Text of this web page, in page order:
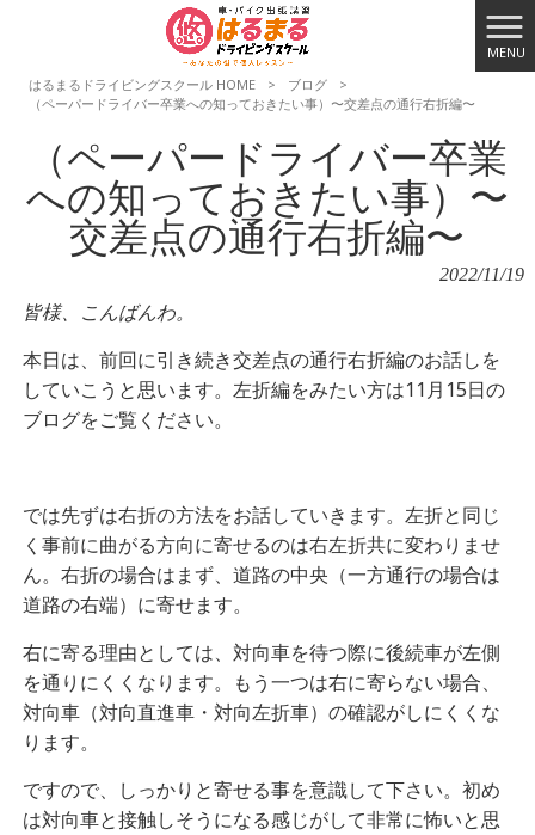
MENU
はるまるドライビングスクール HOME
> ブログ
>
（ペーパードライバー卒業への知っておきたい事）〜交差点の通行右折編〜
（ペーパードライバー卒業
への知っておきたい事）〜
交差点の通行右折編〜
2022/11/19
皆様、こんばんわ。
本日は、前回に引き続き交差点の通行右折編のお話しを
していこうと思います。左折編をみたい方は11月15日の
ブログをご覧ください。
では先ずは右折の方法をお話していきます。左折と同じ
く事前に曲がる方向に寄せるのは右左折共に変わりませ
ん。右折の場合はまず、道路の中央（一方通行の場合は
道路の右端）に寄せます。
右に寄る理由としては、対向車を待つ際に後続車が左側
を通りにくくなります。もう一つは右に寄らない場合、
対向車（対向直進車・対向左折車）の確認がしにくくな
ります。
ですので、しっかりと寄せる事を意識して下さい。初め
は対向車と接触しそうになる感じがして非常に怖いと思